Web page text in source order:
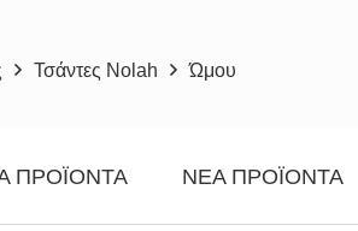
Τσάντες Nolah Ώμου
ΠΡΟΪΌΝΤΑ ΝΈΑ ΠΡΟΪΌΝΤΑ